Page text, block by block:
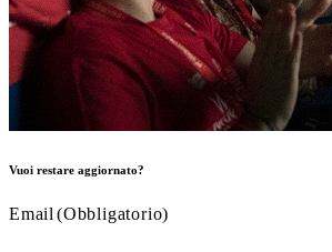
Vuoi restare aggiornato?
Email (Obbligatorio)